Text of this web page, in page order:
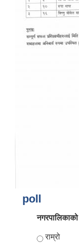
poll
Choices
राम्रो